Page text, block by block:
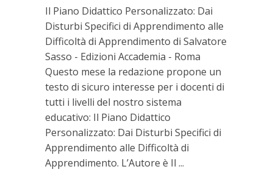
Il Piano Didattico Personalizzato: Dai
Disturbi Specifici di Apprendimento alle
Difficoltà di Apprendimento di Salvatore
Sasso - Edizioni Accademia - Roma
Questo mese la redazione propone un
testo di sicuro interesse per i docenti di
tutti i livelli del nostro sistema
educativo: Il Piano Didattico
Personalizzato: Dai Disturbi Specifici di
Apprendimento alle Difficoltà di
Apprendimento. L’Autore è Il